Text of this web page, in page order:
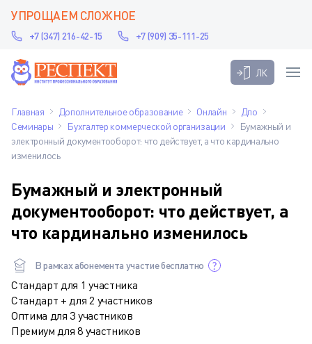
УПРОЩАЕМ СЛОЖНОЕ
+7 (347) 216-42-15 +7 (909) 35-111-25
ЛК
Главная Дополнительное образование Онлайн
Дпо
Семинары
Бухгалтер коммерческой организации
Бумажный и
электронный документооборот: что действует, а что кардинально
изменилось
Бумажный и электронный
документооборот: что действует, а
что кардинально изменилось
В рамках абонемента участие бесплатно
Стандарт для 1 участника
Стандарт + для 2 участников
Оптима для 3 участников
Премиум для 8 участников